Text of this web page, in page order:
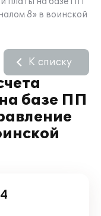
8» в воинской
базе ПП
К списку